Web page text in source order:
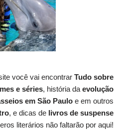
você vai encontrar Tudo sobre
e séries, história da evolução
em São Paulo e em outros
, e dicas de livros de suspense
literários não faltarão por aqui!